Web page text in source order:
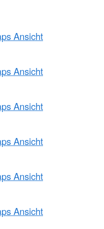
Ansicht
Ansicht
Ansicht
Ansicht
Ansicht
Ansicht